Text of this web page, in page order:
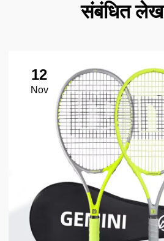
संबंधित लेख
12
Nov